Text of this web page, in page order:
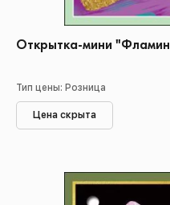
Открытка-мини
Тип цены: Розница
Цена скрыта